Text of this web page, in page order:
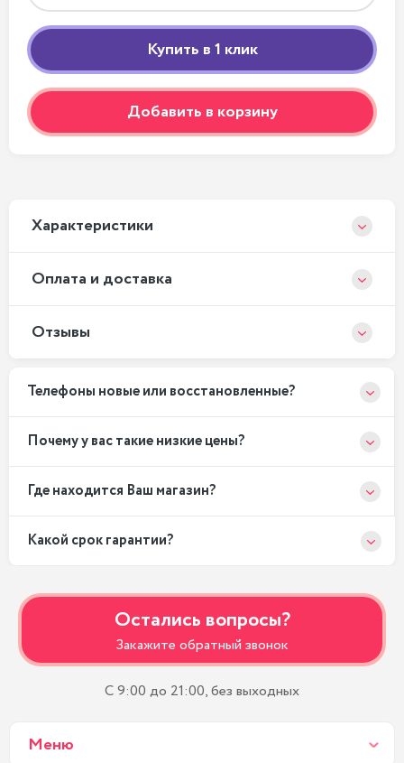
Добавить в корзину
Xарактеристики
Оплата и доставка
Отзывы
Телефоны новые или восстановленные?
Почему у вас такие низкие цены?
Где находится Ваш магазин?
Какой срок гарантии?
Остались вопросы?
Закажите обратный звонок
С 9:00 до 21:00, без выходных
Меню